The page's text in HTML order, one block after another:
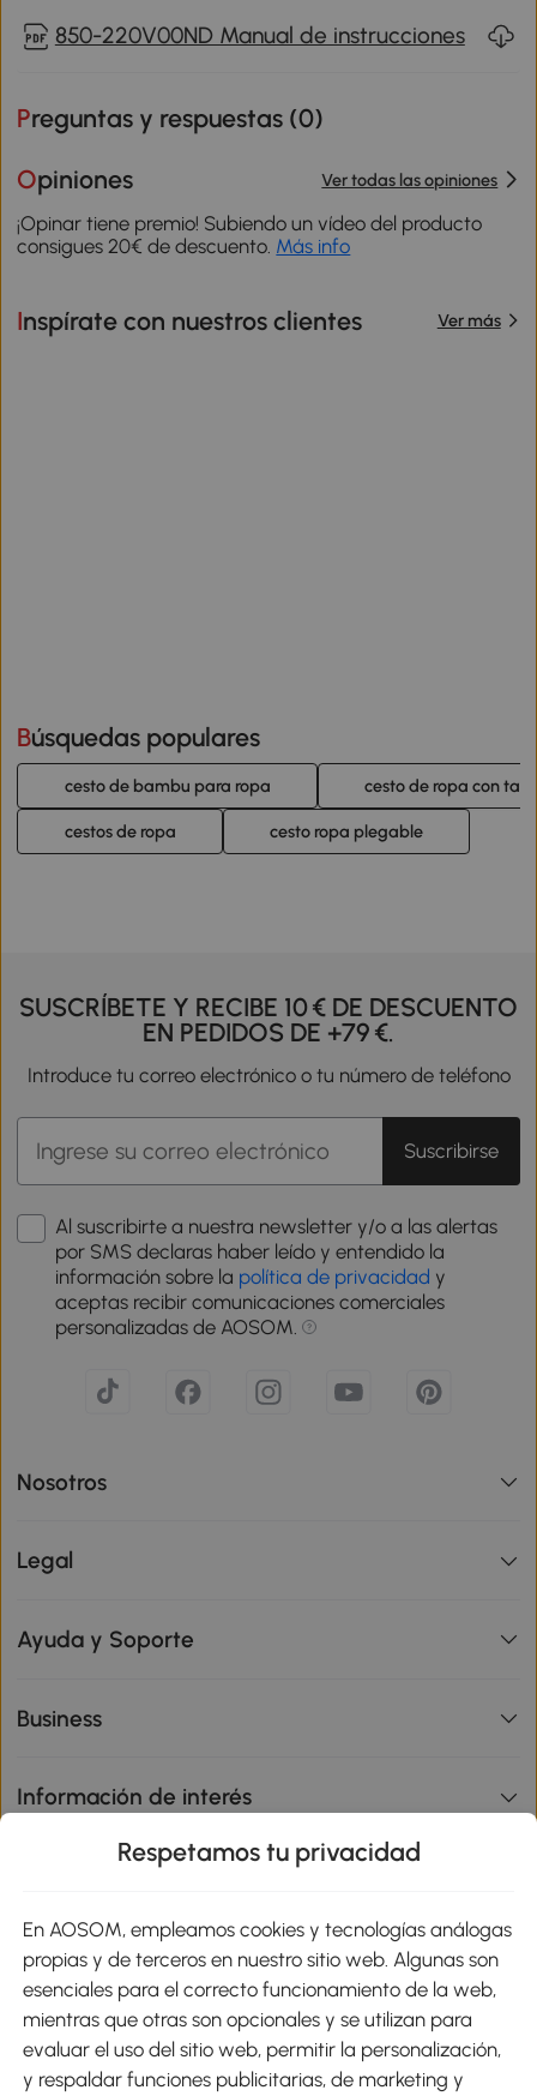
850-220V00ND Manual de instrucciones
Preguntas y respuestas (0)
Opiniones Ver todas las opiniones
¡Opinar tiene premio! Subiendo un vídeo del producto
consigues 20€ de descuento. Más info
Inspírate con nuestros clientes Ver más
Búsquedas populares
cesto de bambu para ropa cesto de ropa con
cestos de ropa cesto ropa plegable
SUSCRÍBETE Y RECIBE 10 € DE DESCUENTO
EN PEDIDOS DE +79 €.
Introduce tu correo electrónico o tu número de teléfono
Suscribirse
Al suscribirte a nuestra newsletter y/o a las alertas
por SMS declaras haber leído y entendido la
información sobre la política de privacidad y
aceptas recibir comunicaciones comerciales
personalizadas de AOSOM.
Nosotros
Legal
Ayuda y Soporte
Business
Información de interés
Métodos de Pago
Respetamos tu privacidad
En AOSOM, empleamos cookies y tecnologías análogas
propias y de terceros en nuestro sitio web. Algunas son
esenciales para el correcto funcionamiento de la web,
mientras que otras son opcionales y se utilizan para
evaluar el uso del sitio web, permitir la personalización,
y respaldar funciones publicitarias, de marketing y